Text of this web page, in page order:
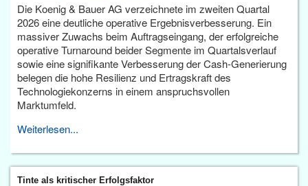
Die Koenig & Bauer AG verzeichnete im zweiten Quartal
2026 eine deutliche operative Ergebnisverbesserung. Ein
massiver Zuwachs beim Auftragseingang, der erfolgreiche
operative Turnaround beider Segmente im Quartalsverlauf
sowie eine signifikante Verbesserung der Cash-Generierung
belegen die hohe Resilienz und Ertragskraft des
Technologiekonzerns in einem anspruchsvollen
Marktumfeld.
Weiterlesen...
Tinte als kritischer Erfolgsfaktor